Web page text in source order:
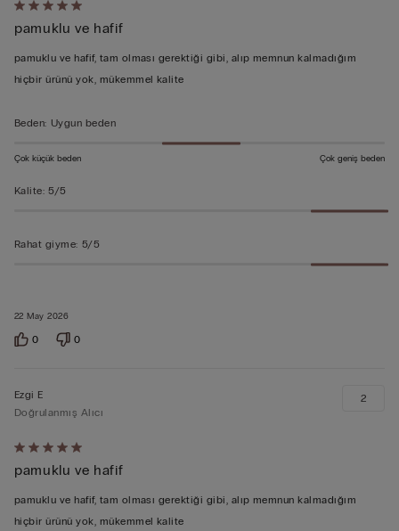
5
üzerinden
5
puan
22 May 2026
pamuklu ve hafif
pamuklu ve hafif, tam olması gerektiği gibi, alıp memnun kalmadığım
hiçbir ürünü yok, mükemmel kalite
Beden: Uygun beden
Çok küçük beden Çok geniş beden
Kalite: 5/5
Rahat giyme: 5/5
0 0
5
üzerinden
5
puan
Ezgi E
Doğrulanmış Alıcı
pamuklu ve hafif
pamuklu ve hafif, tam olması gerektiği gibi, alıp memnun kalmadığım
hiçbir ürünü yok, mükemmel kalite
2